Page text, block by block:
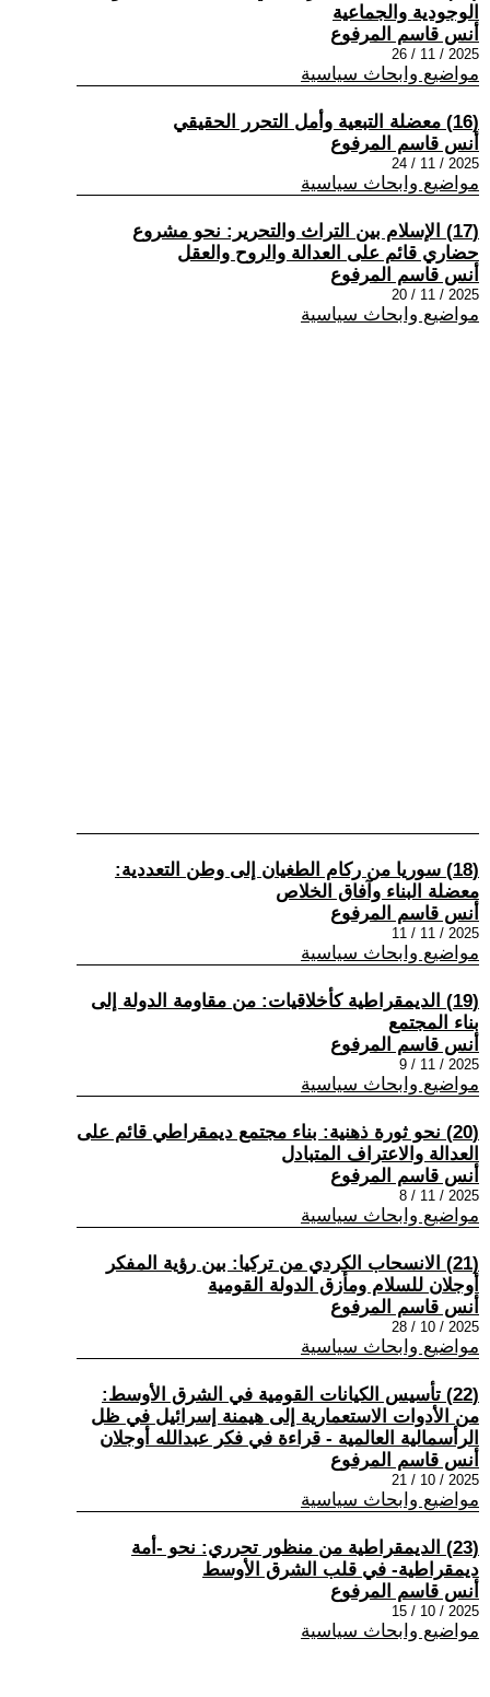
الوجودية والجماعية
أنس قاسم المرفوع
2025 / 11 / 26
مواضيع وابحاث سياسية
(16) معضلة التبعية وأمل التحرر الحقيقي
أنس قاسم المرفوع
2025 / 11 / 24
مواضيع وابحاث سياسية
(17) الإسلام بين التراث والتحرير: نحو مشروع
حضاري قائم على العدالة والروح والعقل
أنس قاسم المرفوع
2025 / 11 / 20
مواضيع وابحاث سياسية
(18) سوريا من ركام الطغيان إلى وطن التعددية:
معضلة البناء وآفاق الخلاص
أنس قاسم المرفوع
2025 / 11 / 11
مواضيع وابحاث سياسية
(19) الديمقراطية كأخلاقيات: من مقاومة الدولة إلى
بناء المجتمع
أنس قاسم المرفوع
2025 / 11 / 9
مواضيع وابحاث سياسية
(20) نحو ثورة ذهنية: بناء مجتمع ديمقراطي قائم على
العدالة والاعتراف المتبادل
أنس قاسم المرفوع
2025 / 11 / 8
مواضيع وابحاث سياسية
(21) الانسحاب الكردي من تركيا: بين رؤية المفكر
أوجلان للسلام ومأزق الدولة القومية
أنس قاسم المرفوع
2025 / 10 / 28
مواضيع وابحاث سياسية
(22) تأسيس الكيانات القومية في الشرق الأوسط:
من الأدوات الاستعمارية إلى هيمنة إسرائيل في ظل
الرأسمالية العالمية - قراءة في فكر عبدالله أوجلان
أنس قاسم المرفوع
2025 / 10 / 21
مواضيع وابحاث سياسية
(23) الديمقراطية من منظور تحرري: نحو -أمة
ديمقراطية- في قلب الشرق الأوسط
أنس قاسم المرفوع
2025 / 10 / 15
مواضيع وابحاث سياسية